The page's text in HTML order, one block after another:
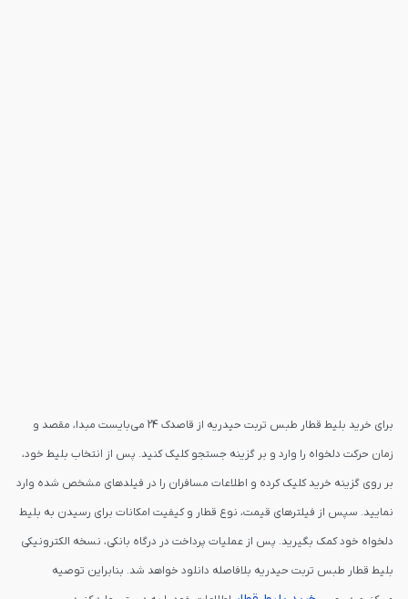
برای خرید بلیط قطار طبس تربت حیدریه از قاصدک 24 می‌بایست مبدا، مقصد و
زمان حرکت دلخواه را وارد و بر گزینه جستجو کلیک کنید. پس از انتخاب بلیط خود،
بر روی گزینه خرید کلیک کرده و اطلاعات مسافران را در فیلدهای مشخص شده وارد
نمایید. سپس از فیلترهای قیمت، نوع قطار و کیفیت امکانات برای رسیدن به بلیط
دلخواه خود کمک بگیرید. پس از عملیات پرداخت در درگاه بانکی، نسخه الکترونیکی
بلیط قطار طبس تربت حیدریه بلافاصله دانلود خواهد شد. بنابراین توصیه